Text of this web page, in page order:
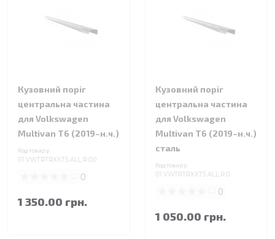
Кузовний поріг
центральна частина
для Volkswagen
Multivan T6 (2019–н.ч.)
Код товару:
01.VWTRTRXXT5.ALL.R.00
0
1 350.00 грн.
Кузовний поріг
центральна частина
для Volkswagen
Multivan T6 (2019–н.ч.)
сталь
Код товару:
01.VWTRTRXXT5.ALL.R.0
0
1 050.00 грн.